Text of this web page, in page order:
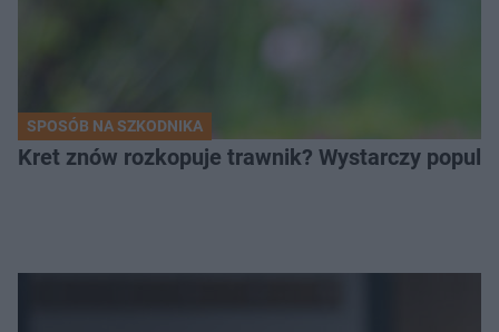
SPOSÓB NA SZKODNIKA
Kret znów rozkopuje trawnik? Wystarczy